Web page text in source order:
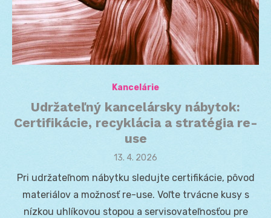
Kancelárie
Udržateľný kancelársky nábytok:
Certifikácie, recyklácia a stratégia re-
use
Posted
13. 4. 2026
Pri udržateľnom nábytku sledujte certifikácie, pôvod
materiálov a možnosť re-use. Voľte trvácne kusy s
nízkou uhlíkovou stopou a servisovateľnosťou pre